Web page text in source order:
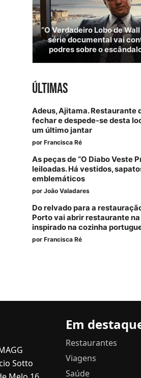
“O Verdadeiro Lobo de
série documental vai
podres sobre o
ÚLTIMAS
Adeus, Ajitama. Restaurante
fechar e despede-se desta
um último jantar
por Francisca Ré
As peças de “O Diabo Veste
leiloadas. Há vestidos,
emblemáticos
por João Valadares
Do relvado para a
Porto vai abrir restaurante na
inspirado na cozinha
por Francisca Ré
Sotto
Em
Restaurantes
Viagens
Saúde